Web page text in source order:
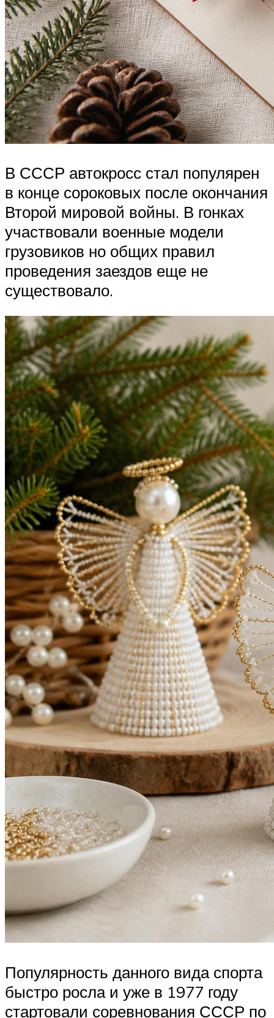
В СССР автокросс стал популярен
в конце сороковых после окончания
Второй мировой войны. В гонках
участвовали военные модели
грузовиков но общих правил
проведения заездов еще не
существовало.
Популярность данного вида спорта
быстро росла и уже в 1977 году
стартовали соревнования СССР по